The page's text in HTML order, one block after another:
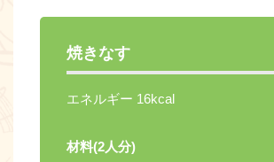
焼きなす
エネルギー 16kcal
材料(2人分)